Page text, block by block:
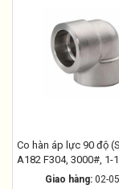
Co hàn áp lực 90 độ
A182 F304, 3000#, 1-
Giao hàng: 02-